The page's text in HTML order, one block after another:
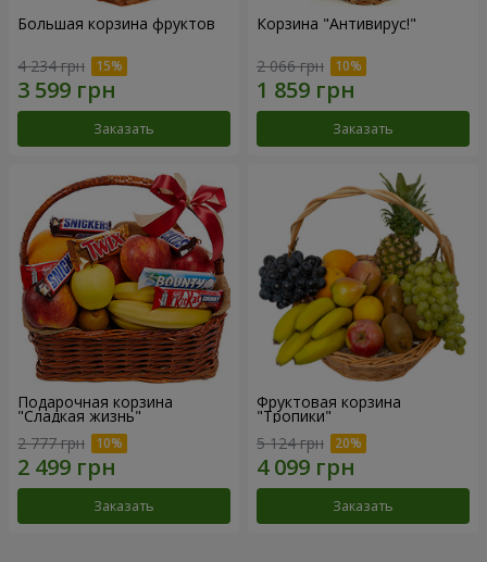
Большая корзина фруктов
4 234 грн
Заказать
Корзина "Антивирус!"
2 066 грн
Заказать
Подарочная корзина
"Сладкая жизнь"
2 777 грн
Заказать
Фруктовая корзина
"Тропики"
5 124 грн
Заказать